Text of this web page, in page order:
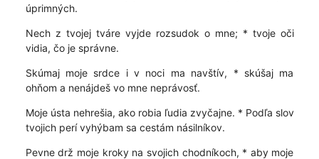
úprimných.
Nech z tvojej tváre vyjde rozsudok o mne; * tvoje oči
vidia, čo je správne.
Skúmaj moje srdce i v noci ma navštív, * skúšaj ma
ohňom a nenájdeš vo mne neprávosť.
Moje ústa nehrešia, ako robia ľudia zvyčajne. * Podľa slov
tvojich perí vyhýbam sa cestám násilníkov.
Pevne drž moje kroky na svojich chodníkoch, * aby moje